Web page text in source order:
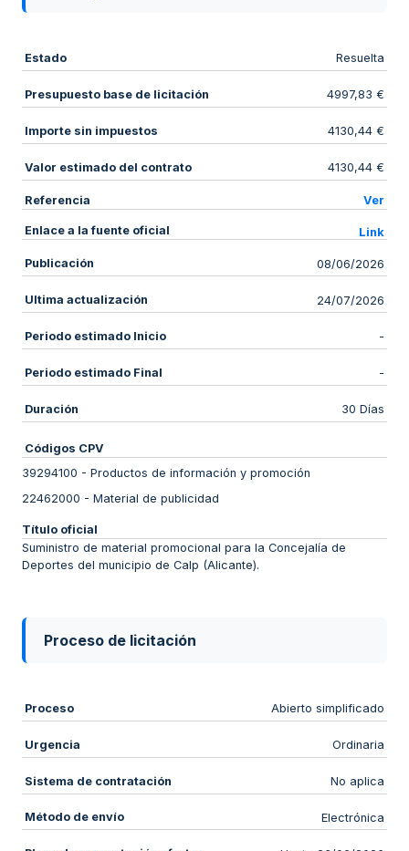
Estado Resuelta
Presupuesto base de licitación 4997,83 €
Importe sin impuestos 4130,44 €
Valor estimado del contrato 4130,44 €
Referencia Ver
Enlace a la fuente oficial Link
Publicación 08/06/2026
Ultima actualización 24/07/2026
Periodo estimado Inicio -
Periodo estimado Final -
Duración 30 Días
Códigos CPV
39294100 - Productos de información y promoción
22462000 - Material de publicidad
Título oficial
Suministro de material promocional para la Concejalía de
Deportes del municipio de Calp (Alicante).
Proceso de licitación
Proceso Abierto simplificado
Urgencia Ordinaria
Sistema de contratación No aplica
Método de envío Electrónica